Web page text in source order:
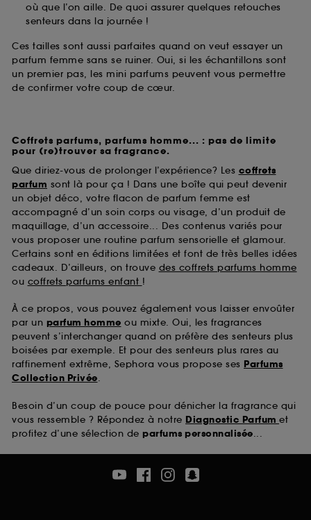
où que l’on aille. De quoi assurer quelques retouches
senteurs dans la journée !
Ces tailles sont aussi parfaites quand on veut essayer un
parfum femme sans se ruiner. Oui, si les échantillons sont
un premier pas, les mini parfums peuvent vous permettre
de confirmer votre coup de cœur.
Coffrets parfums, parfums homme... : pas de limite
pour (re)trouver sa fragrance.
Que diriez-vous de prolonger l’expérience? Les coffrets
parfum sont là pour ça ! Dans une boîte qui peut devenir
un objet déco, votre flacon de parfum femme est
accompagné d’un soin corps ou visage, d’un produit de
maquillage, d’un accessoire... Des contenus variés pour
vous proposer une routine parfum sensorielle et glamour.
Certains sont en éditions limitées et font de très belles idées
cadeaux. D’ailleurs, on trouve des coffrets parfums homme
ou coffrets parfums enfant !
À ce propos, vous pouvez également vous laisser envoûter
par un parfum homme ou mixte. Oui, les fragrances
peuvent s’interchanger quand on préfère des senteurs plus
boisées par exemple. Et pour des senteurs plus rares au
raffinement extrême, Sephora vous propose ses Parfums
Collection Privée.
Besoin d’un coup de pouce pour dénicher la fragrance qui
vous ressemble ? Répondez à notre Diagnostic Parfum et
profitez d’une sélection de parfums personnalisée...